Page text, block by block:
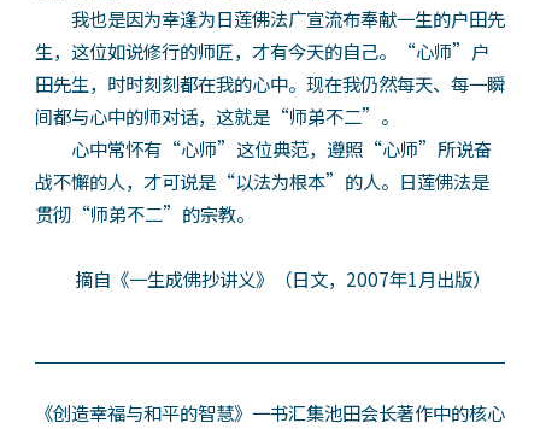
我也是因为幸逢为日莲佛法广宣流布奉献一生的户田先
生，这位如说修行的师匠，才有今天的自己。“心师”户
田先生，时时刻刻都在我的心中。现在我仍然每天、每一瞬
间都与心中的师对话，这就是“师弟不二”。
心中常怀有“心师”这位典范，遵照“心师”所说奋
战不懈的人，才可说是“以法为根本”的人。日莲佛法是
贯彻“师弟不二”的宗教。
摘自《一生成佛抄讲义》（日文，2007年1月出版）
《创造幸福与和平的智慧》一书汇集池田会长著作中的核心